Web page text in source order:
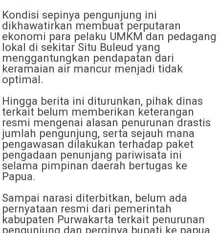
​Kondisi sepinya pengunjung ini
dikhawatirkan membuat perputaran
ekonomi para pelaku UMKM dan pedagang
lokal di sekitar Situ Buleud yang
menggantungkan pendapatan dari
keramaian air mancur menjadi tidak
optimal.
​Hingga berita ini diturunkan, pihak dinas
terkait belum memberikan keterangan
resmi mengenai alasan penurunan drastis
jumlah pengunjung, serta sejauh mana
pengawasan dilakukan terhadap paket
pengadaan penunjang pariwisata ini
selama pimpinan daerah bertugas ke
Papua.
Sampai narasi diterbitkan, belum ada
pernyataan resmi dari pemerintah
kabupaten Purwakarta terkait penurunan
pengunjung dan perginya bupati ke papua